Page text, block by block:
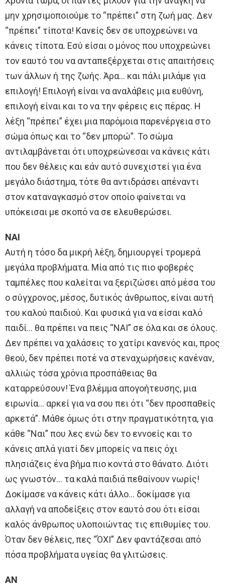
μην χρησιμοποιούμε το “πρέπει” στη ζωή μας. Δεν
“πρέπει” τίποτα! Κανείς δεν σε υποχρεώνει να
κάνεις τίποτα. Εσύ είσαι ο μόνος που υποχρεώνει
τον εαυτό του να ανταπεξέρχεται στις απαιτήσεις
των άλλων ή της ζωής. Άρα… και πάλι μιλάμε για
επιλογή! Επιλογή είναι να αναλάβεις μια ευθύνη,
επιλογή είναι και το να την φέρεις εις πέρας. Η
λέξη “πρέπει” έχει μια παρόμοια παρενέργεια στο
σώμα όπως και το “δεν μπορώ”. Το σώμα
αντιλαμβάνεται ότι υποχρεώνεσαι να κάνεις κάτι
που δεν θέλεις και εάν αυτό συνεχιστεί για ένα
μεγάλο διάστημα, τότε θα αντιδράσει απέναντι
στον καταναγκασμό στον οποίο φαίνεται να
υπόκεισαι με σκοπό να σε ελευθερώσει.
ΝΑΙ
Αυτή η τόσο δα μικρή λέξη, δημιουργεί τρομερά
μεγάλα προβλήματα. Μία από τις πιο φοβερές
ταμπέλες που καλείται να ξεριζώσει από μέσα του
ο σύγχρονος, μέσος, δυτικός άνθρωπος, είναι αυτή
του καλού παιδιού. Και φυσικά για να είσαι καλό
παιδί… θα πρέπει να πεις “ΝΑΙ” σε όλα και σε όλους.
Δεν πρέπει να χαλάσεις το χατίρι κανενός και, προς
θεού, δεν πρέπει ποτέ να στεναχωρήσεις κανέναν,
αλλιώς τόσα χρόνια προσπάθειας θα
καταρρεύσουν! Ένα βλέμμα απογοήτευσης, μια
ειρωνία… αρκεί για να σου πει ότι “δεν προσπαθείς
αρκετά”. Μάθε όμως ότι στην πραγματικότητα, για
κάθε “Ναι” που λες ενώ δεν το εννοείς και το
κάνεις απλά γιατί δεν μπορείς να πεις όχι
πλησιάζεις ένα βήμα πιο κοντά στο θάνατο. Διότι
ως γνωστόν… τα καλά παιδιά πεθαίνουν νωρίς!
Δοκίμασε να κάνεις κάτι άλλο… δοκίμασε για
αλλαγή να αποδείξεις στον εαυτό σου ότι είσαι
καλός άνθρωπος υλοποιώντας τις επιθυμίες του.
Όταν δεν θέλεις, πες “ΌΧΙ” Δεν φαντάζεσαι από
πόσα προβλήματα υγείας θα γλιτώσεις.
ΑΝ